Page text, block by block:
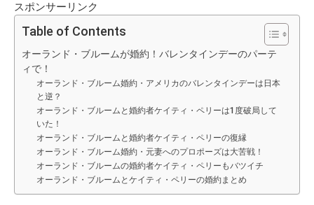
スポンサーリンク
Table of Contents
オーランド・ブルームが婚約！バレンタインデーのパーテ
ィで！
オーランド・ブルーム婚約・アメリカのバレンタインデーは日本
と逆？
オーランド・ブルームと婚約者ケイティ・ペリーは1度破局して
いた！
オーランド・ブルームと婚約者ケイティ・ペリーの復縁
オーランド・ブルーム婚約・元妻へのプロポーズは大苦戦！
オーランド・ブルームの婚約者ケイティ・ペリーもバツイチ
オーランド・ブルームとケイティ・ペリーの婚約まとめ